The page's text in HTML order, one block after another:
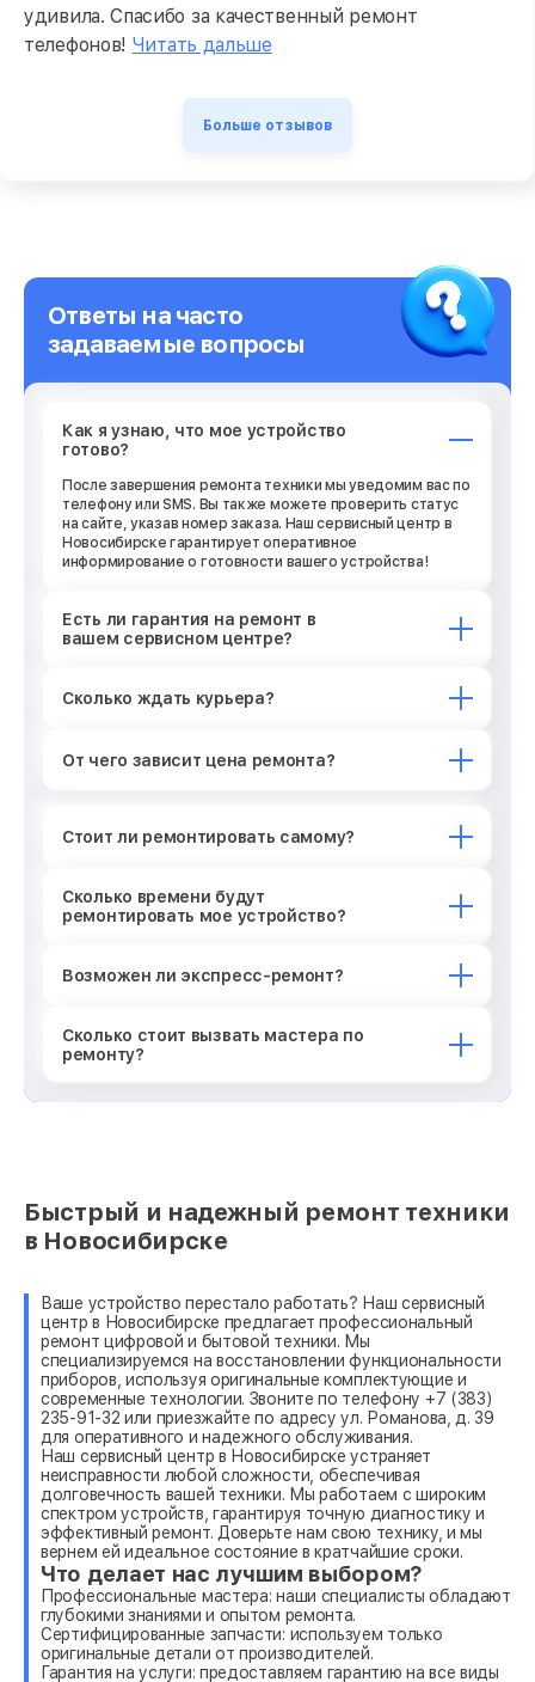
удивила. Спасибо за качественный ремонт
телефонов! Читать дальше
Больше отзывов
Ответы на часто
задаваемые вопросы
Как я узнаю, что мое устройство
готово?
После завершения ремонта техники мы уведомим вас по
телефону или SMS. Вы также можете проверить статус
на сайте, указав номер заказа. Наш сервисный центр в
Новосибирске гарантирует оперативное
информирование о готовности вашего устройства!
Есть ли гарантия на ремонт в
вашем сервисном центре?
Сколько ждать курьера?
От чего зависит цена ремонта?
Стоит ли ремонтировать самому?
Сколько времени будут
ремонтировать мое устройство?
Возможен ли экспресс-ремонт?
Сколько стоит вызвать мастера по
ремонту?
Быстрый и надежный ремонт техники
в Новосибирске
Ваше устройство перестало работать? Наш сервисный
центр в Новосибирске предлагает профессиональный
ремонт цифровой и бытовой техники. Мы
специализируемся на восстановлении функциональности
приборов, используя оригинальные комплектующие и
современные технологии. Звоните по телефону +7 (383)
235-91-32 или приезжайте по адресу ул. Романова, д. 39
для оперативного и надежного обслуживания.
Наш сервисный центр в Новосибирске устраняет
неисправности любой сложности, обеспечивая
долговечность вашей техники. Мы работаем с широким
спектром устройств, гарантируя точную диагностику и
эффективный ремонт. Доверьте нам свою технику, и мы
вернем ей идеальное состояние в кратчайшие сроки.
Что делает нас лучшим выбором?
Профессиональные мастера: наши специалисты обладают
глубокими знаниями и опытом ремонта.
Сертифицированные запчасти: используем только
оригинальные детали от производителей.
Гарантия на услуги: предоставляем гарантию на все виды